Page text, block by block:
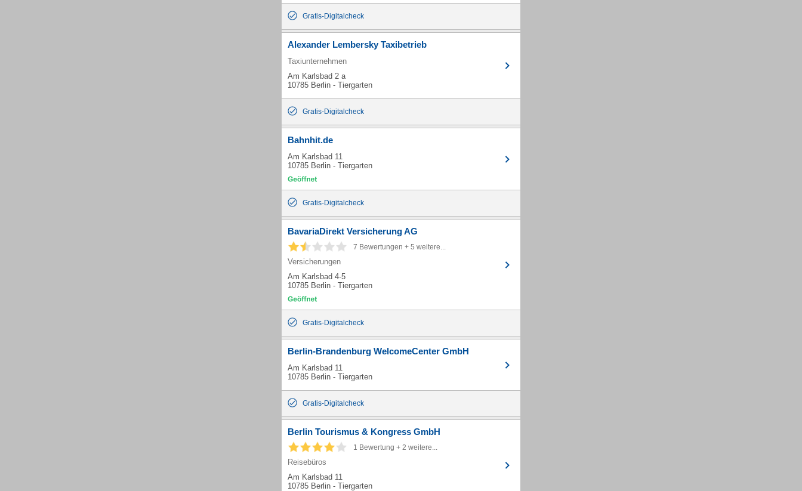
Gratis-Digitalcheck
Alexander Lembersky Taxibetrieb
Taxiunternehmen
Am Karlsbad 2 a
10785 Berlin - Tiergarten
Gratis-Digitalcheck
Bahnhit.de
Am Karlsbad 11
10785 Berlin - Tiergarten
Gratis-Digitalcheck
BavariaDirekt Versicherung AG
7 Bewertungen + 5 weitere...
Versicherungen
Am Karlsbad 4-5
10785 Berlin - Tiergarten
Gratis-Digitalcheck
Berlin-Brandenburg WelcomeCenter GmbH
Am Karlsbad 11
10785 Berlin - Tiergarten
Gratis-Digitalcheck
Berlin Tourismus & Kongress GmbH
1 Bewertung + 2 weitere...
Reisebüros
Am Karlsbad 11
10785 Berlin - Tiergarten